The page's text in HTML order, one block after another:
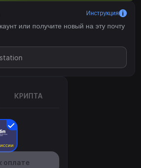
или получите новый на эту почту
Инструкция
КРИПТА
оплате